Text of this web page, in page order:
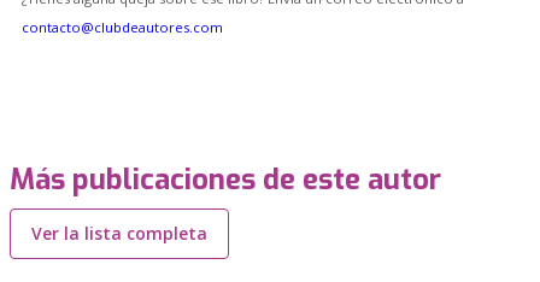
contacto@clubdeautores.com
Más publicaciones de este autor
Ver la lista completa